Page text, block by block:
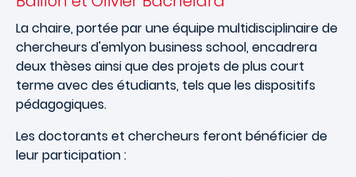
La chaire, portée par une équipe multidisciplinaire de
chercheurs d'emlyon business school, encadrera
deux thèses ainsi que des projets de plus court
terme avec des étudiants, tels que les dispositifs
pédagogiques.
Les doctorants et chercheurs feront bénéficier de
leur participation :